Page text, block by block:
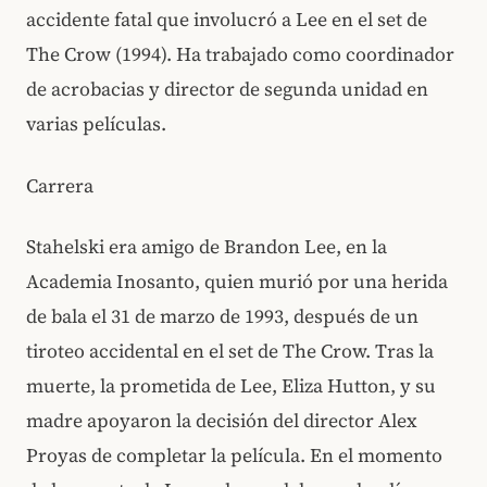
accidente fatal que involucró a Lee en el set de
The Crow (1994). Ha trabajado como coordinador
de acrobacias y director de segunda unidad en
varias películas.
Carrera
Stahelski era amigo de Brandon Lee, en la
Academia Inosanto, quien murió por una herida
de bala el 31 de marzo de 1993, después de un
tiroteo accidental en el set de The Crow. Tras la
muerte, la prometida de Lee, Eliza Hutton, y su
madre apoyaron la decisión del director Alex
Proyas de completar la película. En el momento